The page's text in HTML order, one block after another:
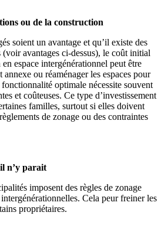
ou de la construction
soient un avantage et qu’il existe des
(voir avantages ci-dessus), le coût initial
espace intergénérationnel peut être
ou réaménager les espaces pour
optimale nécessite souvent
et coûteuses. Ce type d’investissement
familles, surtout si elles doivent
de zonage ou des contraintes
n’y parait
imposent des règles de zonage
Cela peur freiner les
propriétaires.